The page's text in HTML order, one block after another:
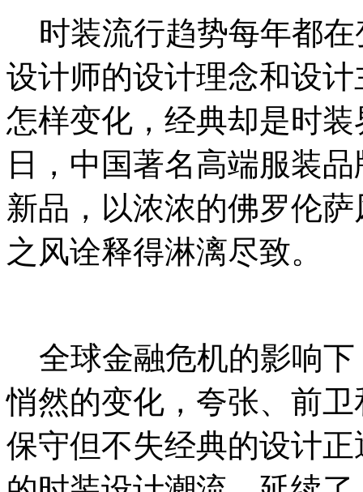
时装流行趋势每年都在
设计师的设计理念和设
怎样变化，经典却是时
日，中国著名高端服装
新品，以浓浓的佛罗伦
之风诠释得淋漓尽致。
全球金融危机的影响下
悄然的变化，夸张、前
保守但不失经典的设计